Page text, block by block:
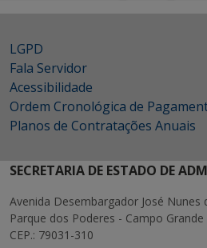
LGPD
Fala Servidor
Acessibilidade
Ordem Cronológica de
Planos de Contratações Anuais
SECRETARIA DE ESTADO DE
Avenida Desembargador José Nunes
Parque dos Poderes - Campo
CEP.: 79031-310